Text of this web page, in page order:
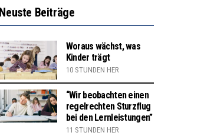
Neuste Beiträge
Woraus wächst, was
Kinder trägt
10 STUNDEN HER
“Wir beobachten einen
regelrechten Sturzflug
bei den Lernleistungen”
11 STUNDEN HER